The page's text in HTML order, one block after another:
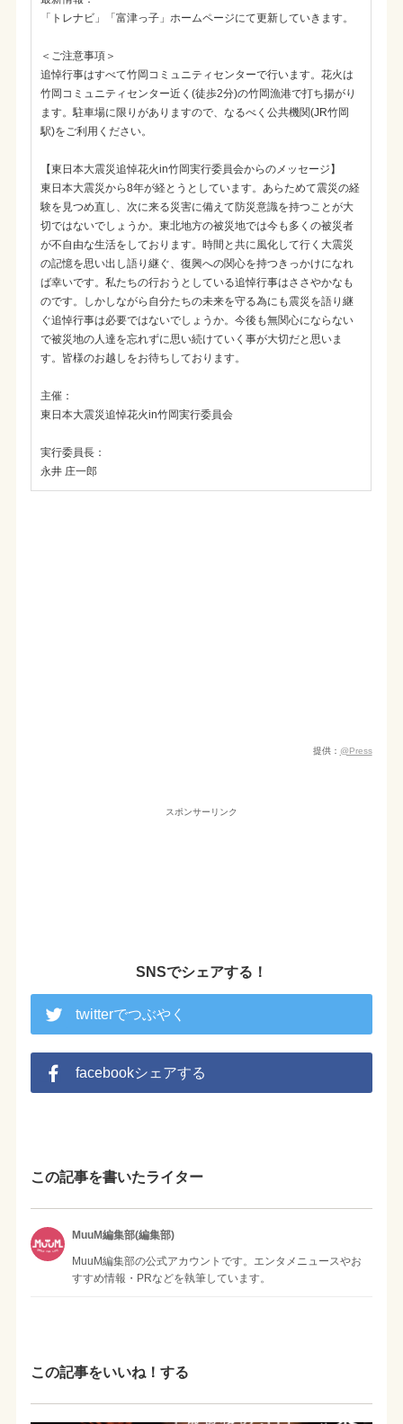
「トレナビ」「富津っ子」ホームページにて更新していきます。
＜ご注意事項＞
追悼行事はすべて竹岡コミュニティセンターで行います。花火は
竹岡コミュニティセンター近く(徒歩2分)の竹岡漁港で打ち揚がり
ます。駐車場に限りがありますので、なるべく公共機関(JR竹岡
駅)をご利用ください。
【東日本大震災追悼花火in竹岡実行委員会からのメッセージ】
東日本大震災から8年が経とうとしています。あらためて震災の経
験を見つめ直し、次に来る災害に備えて防災意識を持つことが大
切ではないでしょうか。東北地方の被災地では今も多くの被災者
が不自由な生活をしております。時間と共に風化して行く大震災
の記憶を思い出し語り継ぐ、復興への関心を持つきっかけになれ
ば幸いです。私たちの行おうとしている追悼行事はささやかなも
のです。しかしながら自分たちの未来を守る為にも震災を語り継
ぐ追悼行事は必要ではないでしょうか。今後も無関心にならない
で被災地の人達を忘れずに思い続けていく事が大切だと思いま
す。皆様のお越しをお待ちしております。
主催：
東日本大震災追悼花火in竹岡実行委員会
実行委員長：
永井 庄一郎
提供： @Press
スポンサーリンク
SNSでシェアする！
twitterでつぶやく
facebookシェアする
この記事を書いたライター
MuuM編集部(編集部)
MuuM編集部の公式アカウントです。エンタメニュースやお
すすめ情報・PRなどを執筆しています。
この記事をいいね！する